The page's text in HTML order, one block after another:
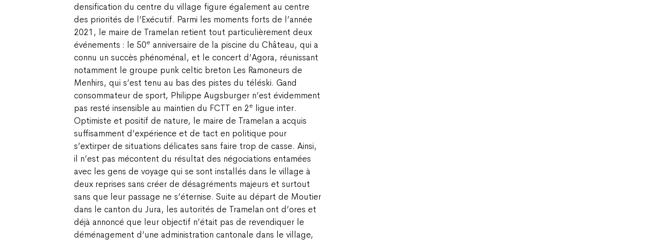
densification du centre du village figure également au centre
des priorités de l’Exécutif. Parmi les moments forts de l’année
2021, le maire de Tramelan retient tout particulièrement deux
événements : le 50e anniversaire de la piscine du Château, qui a
connu un succès phénoménal, et le concert d’Agora, réunissant
notamment le groupe punk celtic breton Les Ramoneurs de
Menhirs, qui s’est tenu au bas des pistes du téléski. Gand
consommateur de sport, Philippe Augsburger n’est évidemment
pas resté insensible au maintien du FCTT en 2e ligue inter.
Optimiste et positif de nature, le maire de Tramelan a acquis
suffisamment d’expérience et de tact en politique pour
s’extirper de situations délicates sans faire trop de casse. Ainsi,
il n’est pas mécontent du résultat des négociations entamées
avec les gens de voyage qui se sont installés dans le village à
deux reprises sans créer de désagréments majeurs et surtout
sans que leur passage ne s’éternise. Suite au départ de Moutier
dans le canton du Jura, les autorités de Tramelan ont d’ores et
déjà annoncé que leur objectif n’était pas de revendiquer le
déménagement d’une administration cantonale dans le village,